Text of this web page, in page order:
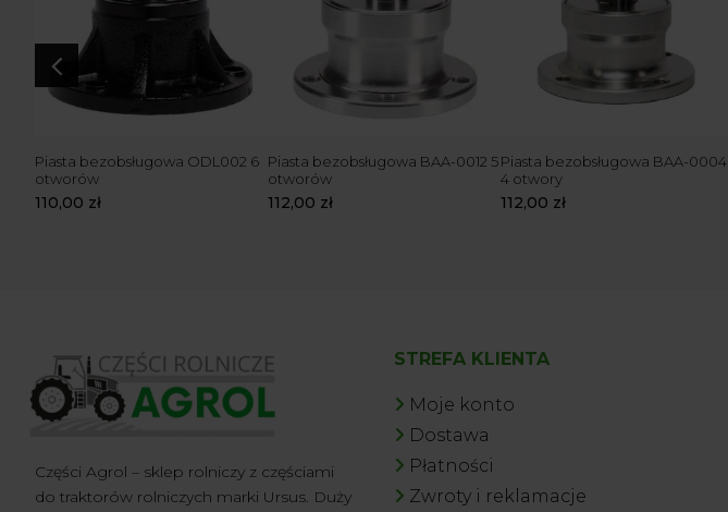
4
Piasta bezobsługowa ODL002 6
otworów
110,00 zł
Piasta bezobsługowa BAA-0012 5
otworów
112,00 zł
Piasta bezobsługowa BAA-0004
4 otwory
112,00 zł
Części Agrol – sklep rolniczy z częściami
do traktorów rolniczych marki Ursus. Duży
STREFA KLIENTA
Moje konto
Dostawa
Płatności
Zwroty i reklamacje